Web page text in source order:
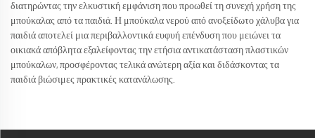
διατηρώντας την ελκυστική εμφάνιση που προωθεί τη συνεχή χρήση της
μπούκαλας από τα παιδιά. Η μπούκαλα νερού από ανοξείδωτο χάλυβα για
παιδιά αποτελεί μια περιβαλλοντικά ευφυή επένδυση που μειώνει τα
οικιακά απόβλητα εξαλείφοντας την ετήσια αντικατάσταση πλαστικών
μπούκαλων, προσφέροντας τελικά ανώτερη αξία και διδάσκοντας τα
παιδιά βιώσιμες πρακτικές κατανάλωσης.